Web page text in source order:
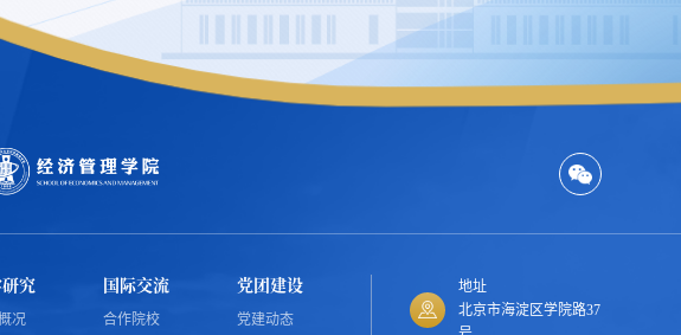
究
况
国际交流
合作院校
党团建设
党建动态
地址
北京市海淀区学院路37